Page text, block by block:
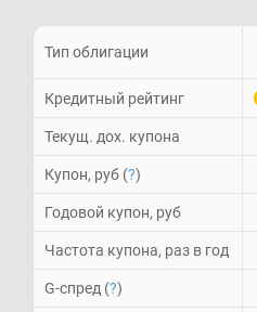
Тип облигации
Кредитный рейтинг
Текущ. дох. купона
Купон, руб (?)
Годовой купон, руб
Частота купона, раз в год
G-спред (?)